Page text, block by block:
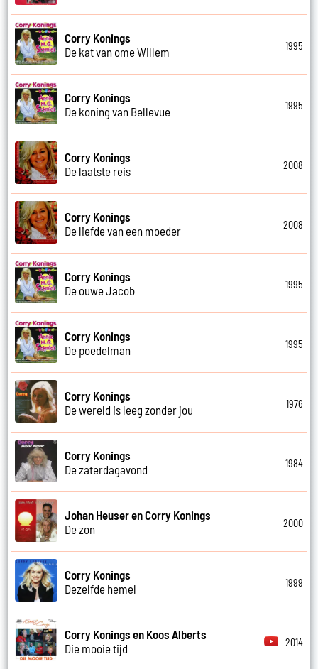
Corry Konings
De kat van ome Willem
1995
Corry Konings
De koning van Bellevue
1995
Corry Konings
De laatste reis
2008
Corry Konings
De liefde van een moeder
2008
Corry Konings
De ouwe Jacob
1995
Corry Konings
De poedelman
1995
Corry Konings
De wereld is leeg zonder jou
1976
Corry Konings
De zaterdagavond
1984
Johan Heuser en Corry Konings
De zon
2000
Corry Konings
Dezelfde hemel
1999
Corry Konings en Koos Alberts
Die mooie tijd
2014